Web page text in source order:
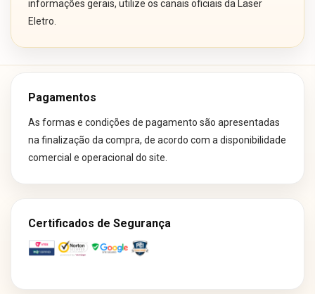
informações gerais, utilize os canais oficiais da Laser
Eletro.
Pagamentos
As formas e condições de pagamento são apresentadas
na finalização da compra, de acordo com a disponibilidade
comercial e operacional do site.
Certificados de Segurança